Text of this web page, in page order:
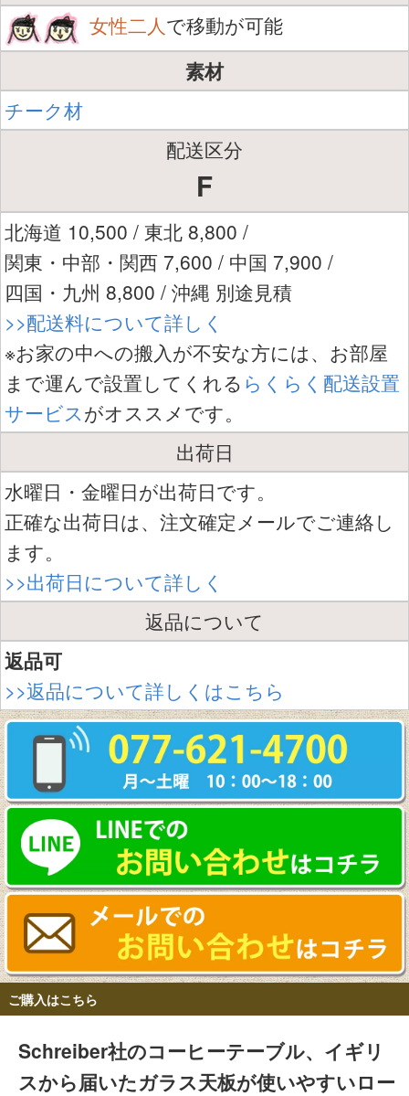
女性二人で移動が可能
素材
チーク材
配送区分
F
北海道 10,500 / 東北 8,800 /
関東・中部・関西 7,600 / 中国 7,900 /
四国・九州 8,800 / 沖縄 別途見積
>>配送料について詳しく
※お家の中への搬入が不安な方には、お部屋
まで運んで設置してくれる らくらく配送設置
サービスがオススメです。
出荷日
水曜日・金曜日が出荷日です。
正確な出荷日は、注文確定メールでご連絡し
ます。
>>出荷日について詳しく
返品について
返品可
>>返品について詳しくはこちら
ご購入はこちら
Schreiber社のコーヒーテーブル、イギリ
スから届いたガラス天板が使いやすいロー